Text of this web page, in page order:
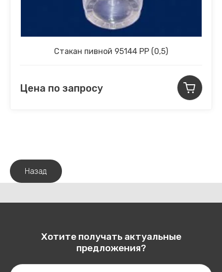
Стакан пивной 95144 РР (0,5)
Цена по запросу
Назад
Хотите получать актуальные
предложения?